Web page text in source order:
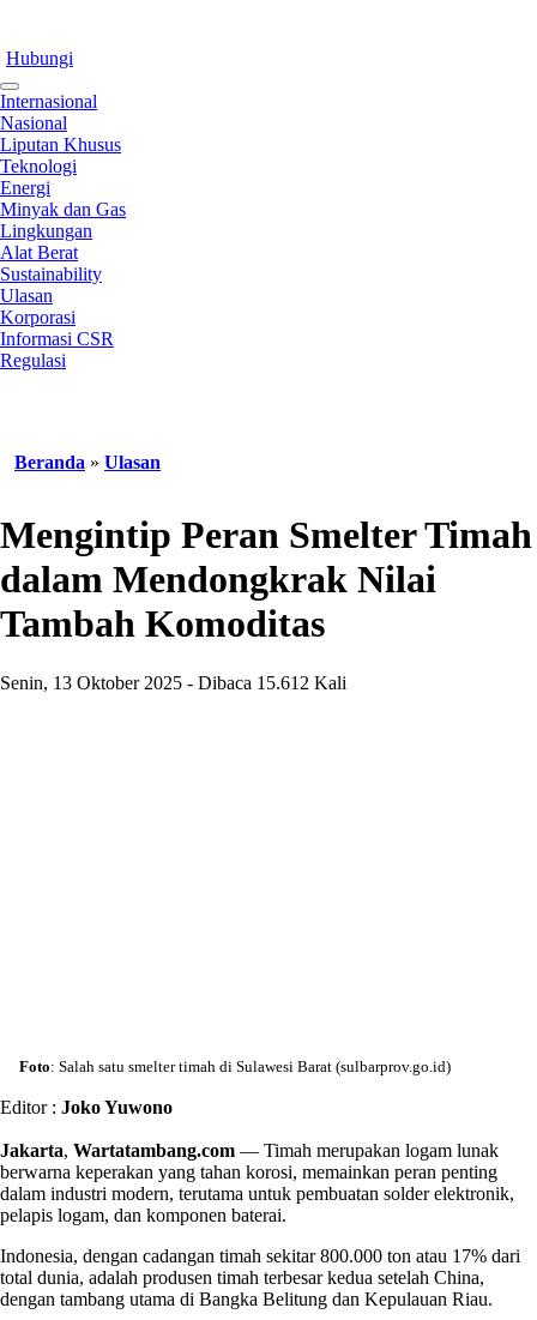
Hubungi
Internasional
Nasional
Liputan Khusus
Teknologi
Energi
Minyak dan Gas
Lingkungan
Alat Berat
Sustainability
Ulasan
Korporasi
Informasi CSR
Regulasi
Beranda » Ulasan
Mengintip Peran Smelter Timah
dalam Mendongkrak Nilai
Tambah Komoditas
Senin, 13 Oktober 2025 - Dibaca 15.612 Kali
Foto: Salah satu smelter timah di Sulawesi Barat (sulbarprov.go.id)
Editor : Joko Yuwono
Jakarta, Wartatambang.com — Timah merupakan logam lunak
berwarna keperakan yang tahan korosi, memainkan peran penting
dalam industri modern, terutama untuk pembuatan solder elektronik,
pelapis logam, dan komponen baterai.
Indonesia, dengan cadangan timah sekitar 800.000 ton atau 17% dari
total dunia, adalah produsen timah terbesar kedua setelah China,
dengan tambang utama di Bangka Belitung dan Kepulauan Riau.